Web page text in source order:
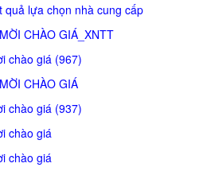
quả lựa chọn nhà cung cấp
CHÀO GIÁ_XNTT
chào giá (967)
CHÀO GIÁ
chào giá (937)
chào giá
chào giá